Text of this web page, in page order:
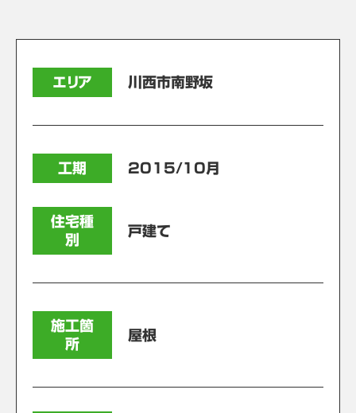
エリア 川西市南野坂
工期 2015/10月
住宅種
別
戸建て
施工箇
所
屋根